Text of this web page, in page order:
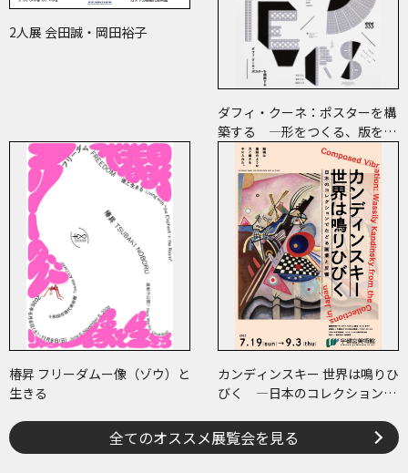
2人展 会田誠・岡田裕子
ダフィ・クーネ：ポスターを構
築する ―形をつくる、版をつ
くる、表現をつくる―
椿昇 フリーダムー像（ゾウ）と
生きる
カンディンスキー 世界は鳴りひ
びく ―日本のコレクションで
全てのオススメ展覧会を見る